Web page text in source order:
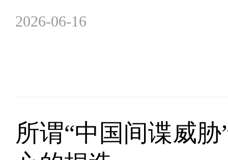
2026-06-16
所谓“中国间谍威